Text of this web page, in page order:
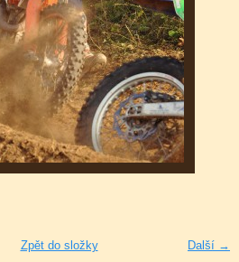
Další →
Zpět do složky